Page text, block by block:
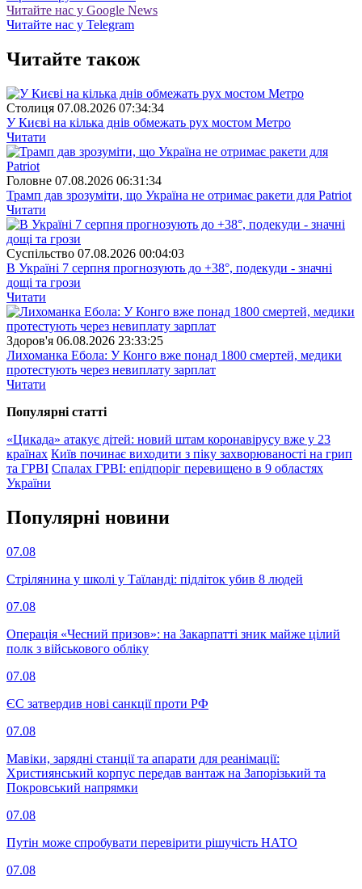
Читайте нас у Google News
Читайте нас у Telegram
Читайте також
Столиця 07.08.2026 07:34:34
У Києві на кілька днів обмежать рух мостом Метро
Читати
Головне 07.08.2026 06:31:34
Трамп дав зрозуміти, що Україна не отримає ракети для Patriot
Читати
Суспiльство 07.08.2026 00:04:03
В Україні 7 серпня прогнозують до +38°, подекуди - значні
дощі та грози
Читати
Здоров'я 06.08.2026 23:33:25
Лихоманка Ебола: У Конго вже понад 1800 смертей, медики
протестують через невиплату зарплат
Читати
Популярнi статтi
«Цикада» атакує дітей: новий штам коронавірусу вже у 23
країнах Київ починає виходити з піку захворюваності на грип
та ГРВІ Спалах ГРВІ: епідпоріг перевищено в 9 областях
України
Популярнi новини
07.08
Стрілянина у школі у Таїланді: підліток убив 8 людей
07.08
Операція «Чесний призов»: на Закарпатті зник майже цілий
полк з військового обліку
07.08
ЄС затвердив нові санкції проти РФ
07.08
Мавіки, зарядні станції та апарати для реанімації:
Християнський корпус передав вантаж на Запорізький та
Покровський напрямки
07.08
Путін може спробувати перевірити рішучість НАТО
07.08